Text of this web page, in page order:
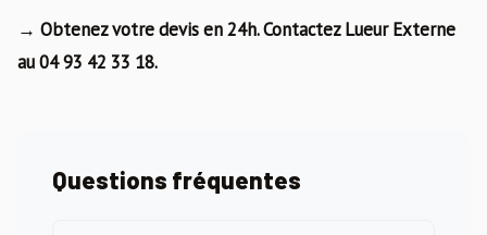
→ Obtenez votre devis en 24h. Contactez Lueur Externe
au 04 93 42 33 18.
Questions fréquentes